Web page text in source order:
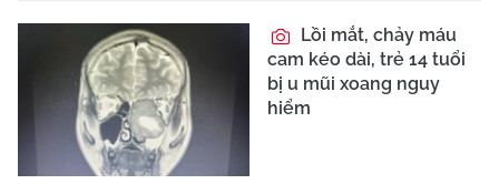
Lồi mắt, chảy máu
cam kéo dài, trẻ 14 tuổi
bị u mũi xoang nguy
hiểm